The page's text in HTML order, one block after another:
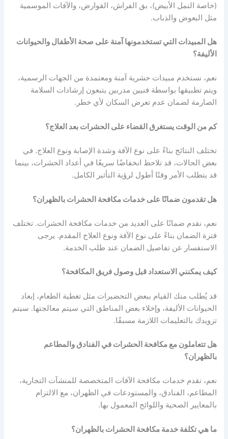
(خاصة النمل الأبيض)، بق الفراش، القوارض، والآفات الموسمية
مثل البعوض والذباب.
هل المبيدات التي تستخدمونها آمنة على صحة الأطفال والحيوانات
الأليفة؟
نعم، نستخدم مبيدات حشرية آمنة ومعتمدة من الجهات الرسمية،
ويتم تطبيقها بواسطة فنيين مدربين يتبعون إرشادات السلامة
الصارمة لضمان عدم تعرض السكان لأي خطر.
كم من الوقت يستغرق القضاء على الحشرات بعد العلاج؟
تختلف النتائج بناءً على نوع الآفة وشدة الإصابة ونوع العلاج. في
بعض الحالات، قد تلاحظ انخفاضًا سريعًا في أعداد الحشرات، بينما
قد يتطلب الأمر وقتًا أطول لرؤية التأثير الكامل.
هل تقدمون ضمانًا على خدمات مكافحة الحشرات بالظهران؟
نعم، نقدم ضمانًا على العديد من خدمات مكافحة الحشرات. تختلف
فترة الضمان بناءً على نوع الآفة ونوع العلاج المقدم. يرجى
الاستفسار عن تفاصيل الضمان عند طلب الخدمة.
كيف يمكنني الاستعداد قبل وصول فريق المكافحة؟
قد يُطلب منك القيام ببعض التحضيرات مثل تغطية الطعام، إبعاد
الحيوانات الأليفة، وإخلاء بعض المناطق التي سيتم معالجتها. سيتم
تزويدك بالتعليمات اللازمة مسبقًا.
هل تتعاملون مع مكافحة الحشرات في الفنادق والمطاعم
بالظهران؟
نعم، نقدم خدمات مكافحة الآفات المتخصصة للمنشآت التجارية،
المطاعم، الفنادق، والمستودعات في الظهران، مع الالتزام
بالمعايير الصحية واللوائح المعمول بها.
ما هي تكلفة خدمة مكافحة الحشرات بالظهران؟